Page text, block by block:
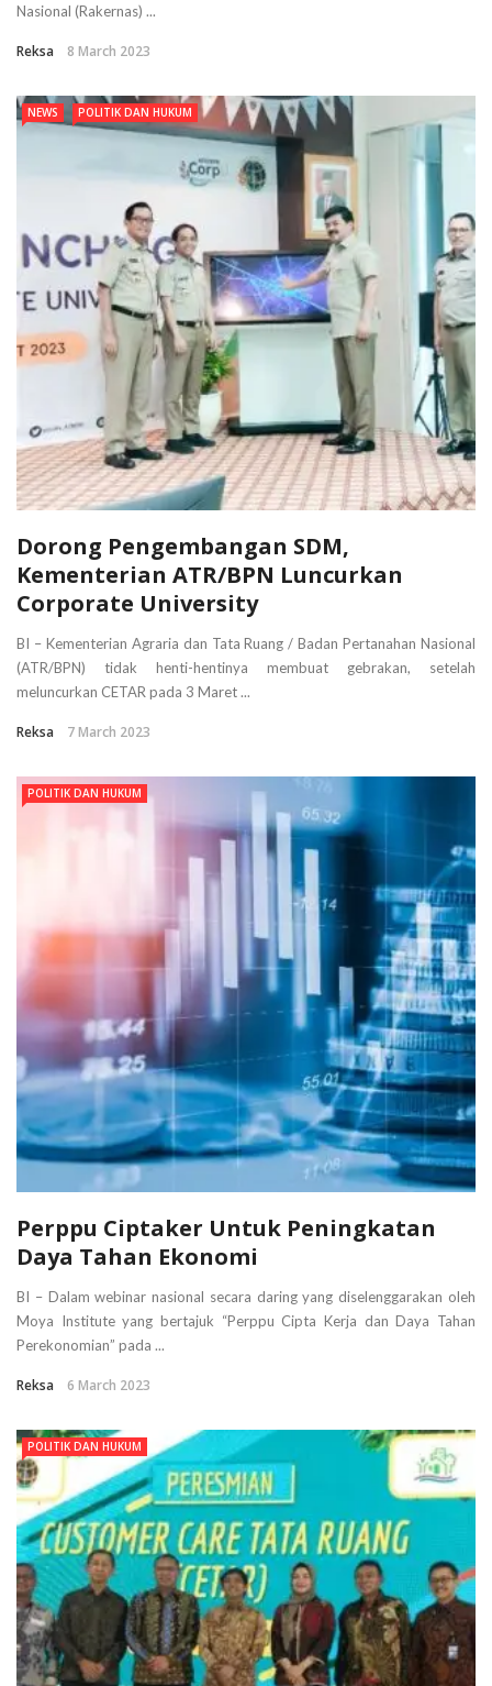
Nasional (Rakernas) ...
Reksa 8 March 2023
NEWS POLITIK DAN HUKUM
Dorong Pengembangan SDM,
Kementerian ATR/BPN Luncurkan
Corporate University
BI – Kementerian Agraria dan Tata Ruang / Badan Pertanahan Nasional
(ATR/BPN) tidak henti-hentinya membuat gebrakan, setelah
meluncurkan CETAR pada 3 Maret ...
Reksa 7 March 2023
POLITIK DAN HUKUM
Perppu Ciptaker Untuk Peningkatan
Daya Tahan Ekonomi
BI – Dalam webinar nasional secara daring yang diselenggarakan oleh
Moya Institute yang bertajuk “Perppu Cipta Kerja dan Daya Tahan
Perekonomian” pada ...
Reksa 6 March 2023
POLITIK DAN HUKUM